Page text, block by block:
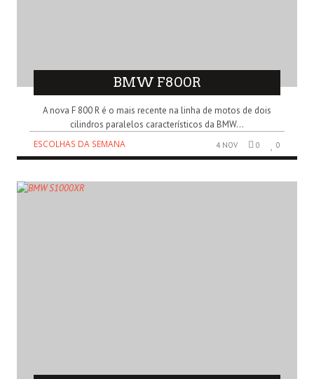
BMW F800R
A nova F 800 R é o mais recente na linha de motos de dois
cilindros paralelos característicos da BMW...
ESCOLHAS DA SEMANA
4 NOV 0 0